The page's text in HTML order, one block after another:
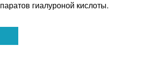
гиалуроной кислоты.